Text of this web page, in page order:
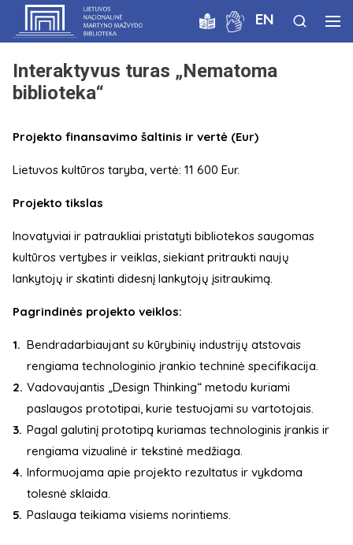
EN
Interaktyvus turas „Nematoma
biblioteka“
Projekto finansavimo šaltinis ir vertė (Eur)
Lietuvos kultūros taryba, vertė: 11 600 Eur.
Projekto tikslas
Inovatyviai ir patraukliai pristatyti bibliotekos saugomas
kultūros vertybes ir veiklas, siekiant pritraukti naujų
lankytojų ir skatinti didesnį lankytojų įsitraukimą.
Pagrindinės projekto veiklos:
Bendradarbiaujant su kūrybinių industrijų atstovais
rengiama technologinio įrankio techninė specifikacija.
Vadovaujantis „Design Thinking“ metodu kuriami
paslaugos prototipai, kurie testuojami su vartotojais.
Pagal galutinį prototipą kuriamas technologinis įrankis ir
rengiama vizualinė ir tekstinė medžiaga.
Informuojama apie projekto rezultatus ir vykdoma
tolesnė sklaida.
Paslauga teikiama visiems norintiems.